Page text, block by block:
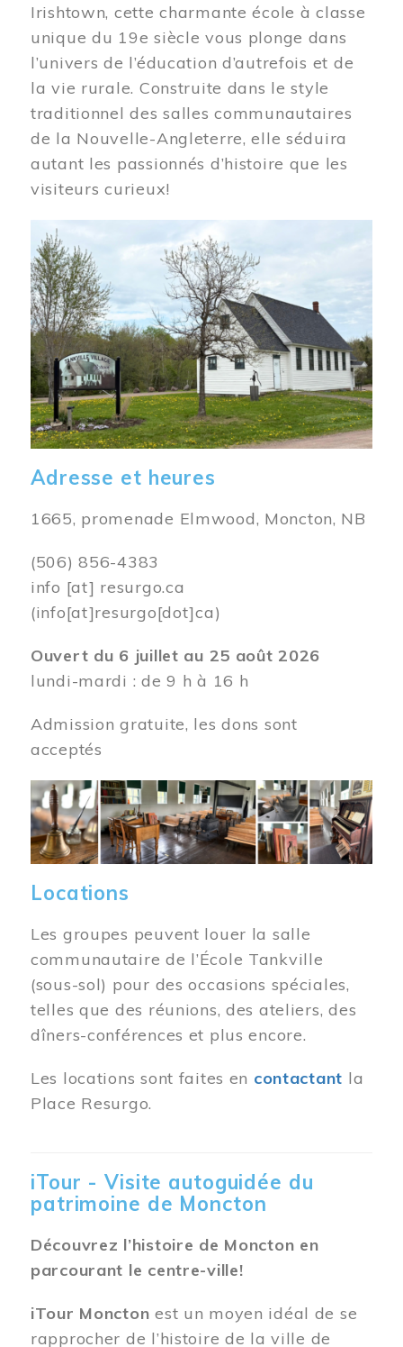
Irishtown, cette charmante école à classe
unique du 19e siècle vous plonge dans
l’univers de l’éducation d’autrefois et de
la vie rurale. Construite dans le style
traditionnel des salles communautaires
de la Nouvelle-Angleterre, elle séduira
autant les passionnés d’histoire que les
visiteurs curieux!
Image
Adresse et heures
1665, promenade Elmwood, Moncton, NB
(506) 856-4383
info [at] resurgo.ca
(info[at]resurgo[dot]ca)
Ouvert du 6 juillet au 25 août 2026
lundi-mardi : de 9 h à 16 h
Admission gratuite, les dons sont
acceptés
Image
Locations
Les groupes peuvent louer la salle
communautaire de l’École Tankville
(sous-sol) pour des occasions spéciales,
telles que des réunions, des ateliers, des
dîners-conférences et plus encore.
Les locations sont faites en contactant la
Place Resurgo.
iTour - Visite autoguidée du
patrimoine de Moncton
Découvrez l’histoire de Moncton en
parcourant le centre-ville!
iTour Moncton est un moyen idéal de se
rapprocher de l’histoire de la ville de